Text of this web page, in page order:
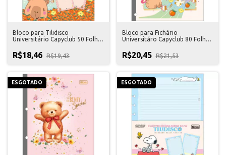
Bloco para Tilidisco
Universitário Capyclub 50 Folhas
R$18,46 R$19,43
Bloco para Fichário
Universitáro Capyclub 80 Folhas
R$20,45 R$21,53
ESGOTADO ESGOTADO